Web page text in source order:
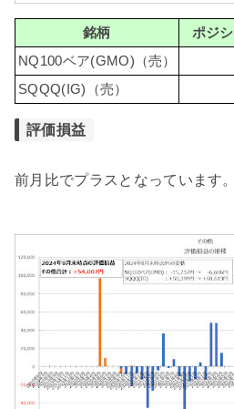
銘柄 ポジ
NQ100ベア(GMO)（売）
SQQQ(IG)（売）
評価損益
前月比でプラスとなっています。